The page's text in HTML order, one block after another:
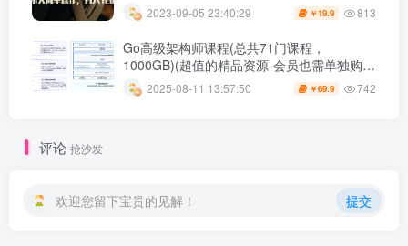
2023-09-05 23:40:29 ￥ 19.9 813
Go高级架构师课程(总共71门课程，
1000GB)(超值的精品资源-会员也需单独购买
哦)
2025-08-11 13:57:50 ￥69.9 742
评论 抢沙发
欢迎您留下宝贵的见解！ 提交